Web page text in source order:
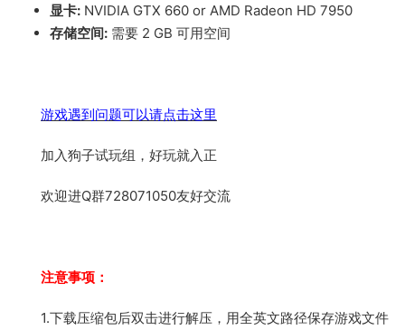
显卡: NVIDIA GTX 660 or AMD Radeon HD 7950
存储空间: 需要 2 GB 可用空间
游戏遇到问题可以请点击这里
加入狗子试玩组，好玩就入正
欢迎进Q群728071050友好交流
注意事项：
1.下载压缩包后双击进行解压，用全英文路径保存游戏文件